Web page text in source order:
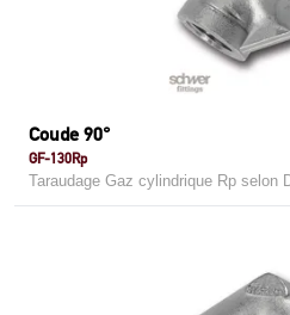
Coude 90°
GF-130Rp
Taraudage Gaz cylindrique Rp selon